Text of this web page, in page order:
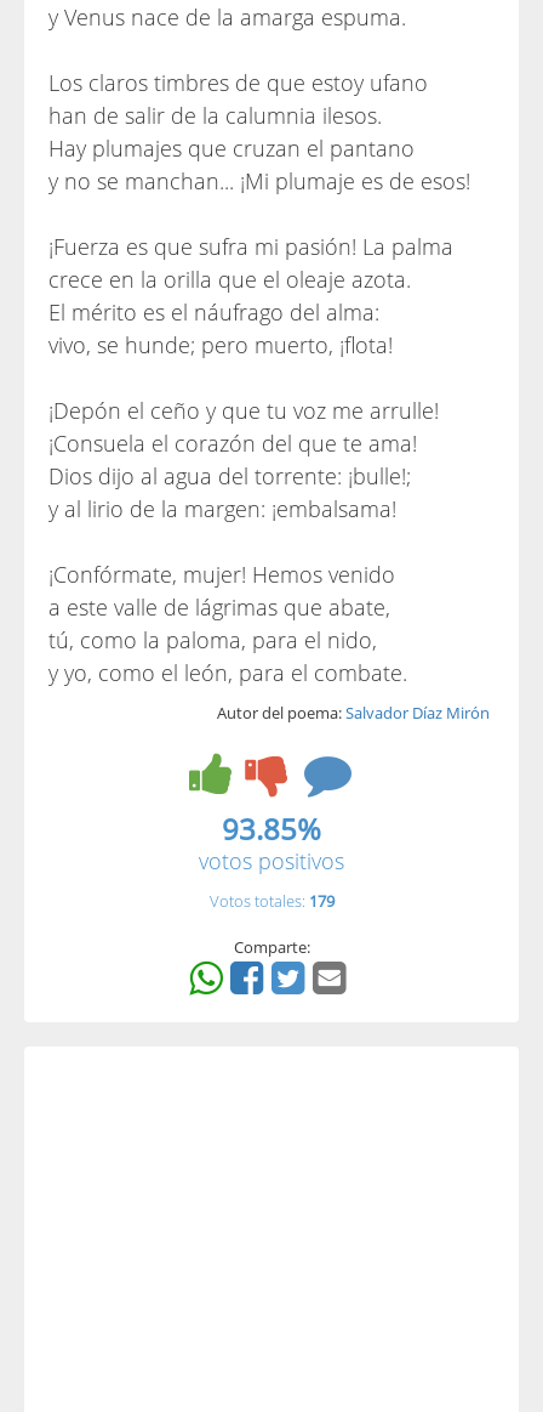
y Venus nace de la amarga espuma.
Los claros timbres de que estoy ufano
han de salir de la calumnia ilesos.
Hay plumajes que cruzan el pantano
y no se manchan... ¡Mi plumaje es de esos!
¡Fuerza es que sufra mi pasión! La palma
crece en la orilla que el oleaje azota.
El mérito es el náufrago del alma:
vivo, se hunde; pero muerto, ¡flota!
¡Depón el ceño y que tu voz me arrulle!
¡Consuela el corazón del que te ama!
Dios dijo al agua del torrente: ¡bulle!;
y al lirio de la margen: ¡embalsama!
¡Confórmate, mujer! Hemos venido
a este valle de lágrimas que abate,
tú, como la paloma, para el nido,
y yo, como el león, para el combate.
Autor del poema:Salvador Díaz Mirón
93.85%
votos positivos
Votos totales: 179
Comparte: